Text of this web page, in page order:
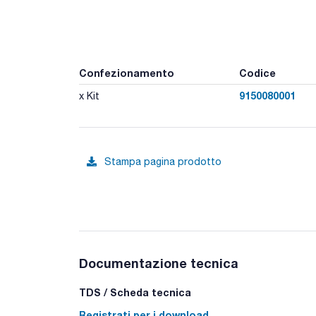
Confezionamento Codice
x Kit 9150080001
Stampa pagina prodotto
Documentazione tecnica
TDS / Scheda tecnica